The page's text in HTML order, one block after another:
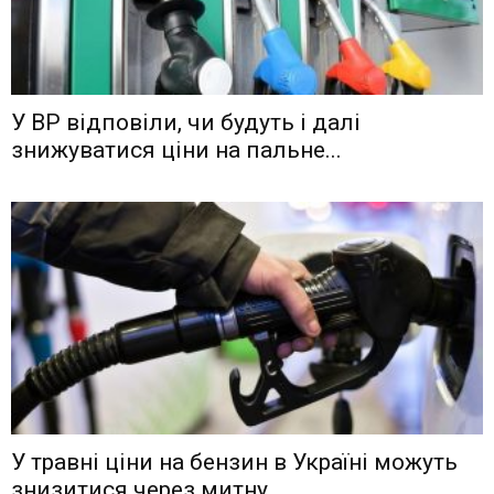
У ВР відповіли, чи будуть і далі
знижуватися ціни на пальне...
У травні ціни на бензин в Україні можуть